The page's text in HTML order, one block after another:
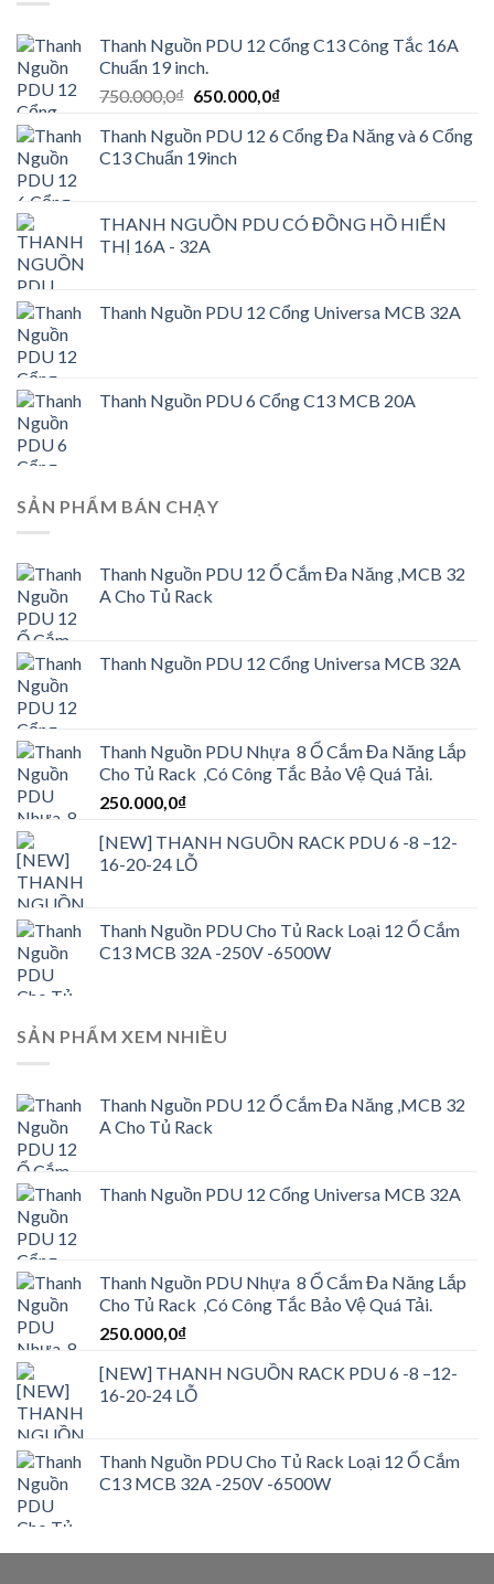
Thanh Nguồn PDU 12 Cổng C13 Công Tắc 16A
Chuẩn 19 inch.
750.000,0₫ Giá
là:
750.000,0₫.
650.000,0₫Giá
tại
Thanh Nguồn PDU 12 6 Cổng Đa Năng và 6 Cổng
C13 Chuẩn 19inch
THANH NGUỒN PDU CÓ ĐỒNG HỒ HIỂN
THỊ 16A - 32A
Thanh Nguồn PDU 12 Cổng Universa MCB 32A
Thanh Nguồn PDU 6 Cổng C13 MCB 20A
SẢN PHẨM BÁN CHẠY
Thanh Nguồn PDU 12 Ổ Cắm Đa Năng ,MCB 32
A Cho Tủ Rack
Thanh Nguồn PDU 12 Cổng Universa MCB 32A
Thanh Nguồn PDU Nhựa 8 Ổ Cắm Đa Năng Lắp
Cho Tủ Rack ,Có Công Tắc Bảo Vệ Quá Tải.
250.000,0₫
[NEW] THANH NGUỒN RACK PDU 6 -8 –12-
16-20-24 LỖ
Thanh Nguồn PDU Cho Tủ Rack Loại 12 Ổ Cắm
C13 MCB 32A -250V -6500W
SẢN PHẨM XEM NHIỀU
Thanh Nguồn PDU 12 Ổ Cắm Đa Năng ,MCB 32
A Cho Tủ Rack
Thanh Nguồn PDU 12 Cổng Universa MCB 32A
Thanh Nguồn PDU Nhựa 8 Ổ Cắm Đa Năng Lắp
Cho Tủ Rack ,Có Công Tắc Bảo Vệ Quá Tải.
250.000,0₫
[NEW] THANH NGUỒN RACK PDU 6 -8 –12-
16-20-24 LỖ
Thanh Nguồn PDU Cho Tủ Rack Loại 12 Ổ Cắm
C13 MCB 32A -250V -6500W